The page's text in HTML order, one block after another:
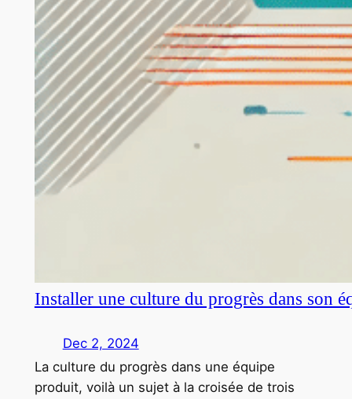
Installer une culture du progrès dans son
Dec 2, 2024
La culture du progrès dans une équipe
produit, voilà un sujet à la croisée de trois